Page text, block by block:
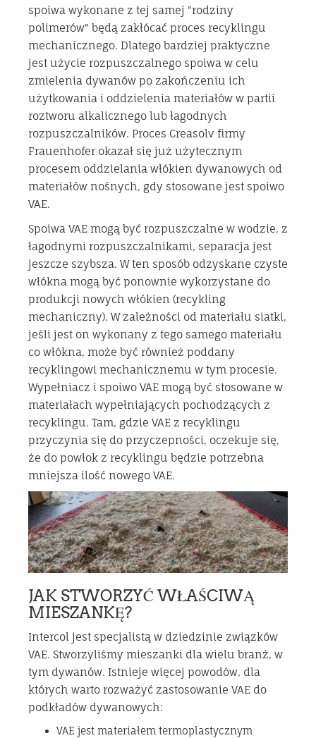
spoiwa wykonane z tej samej "rodziny
polimerów" będą zakłócać proces recyklingu
mechanicznego. Dlatego bardziej praktyczne
jest użycie rozpuszczalnego spoiwa w celu
zmielenia dywanów po zakończeniu ich
użytkowania i oddzielenia materiałów w partii
roztworu alkalicznego lub łagodnych
rozpuszczalników. Proces Creasolv firmy
Frauenhofer okazał się już użytecznym
procesem oddzielania włókien dywanowych od
materiałów nośnych, gdy stosowane jest spoiwo
VAE.
Spoiwa VAE mogą być rozpuszczalne w wodzie, z
łagodnymi rozpuszczalnikami, separacja jest
jeszcze szybsza. W ten sposób odzyskane czyste
włókna mogą być ponownie wykorzystane do
produkcji nowych włókien (recykling
mechaniczny). W zależności od materiału siatki,
jeśli jest on wykonany z tego samego materiału
co włókna, może być również poddany
recyklingowi mechanicznemu w tym procesie.
Wypełniacz i spoiwo VAE mogą być stosowane w
materiałach wypełniających pochodzących z
recyklingu. Tam, gdzie VAE z recyklingu
przyczynia się do przyczepności, oczekuje się,
że do powłok z recyklingu będzie potrzebna
mniejsza ilość nowego VAE.
JAK STWORZYĆ WŁAŚCIWĄ
MIESZANKĘ?
Intercol jest specjalistą w dziedzinie związków
VAE. Stworzyliśmy mieszanki dla wielu branż, w
tym dywanów. Istnieje więcej powodów, dla
których warto rozważyć zastosowanie VAE do
podkładów dywanowych:
VAE jest materiałem termoplastycznym